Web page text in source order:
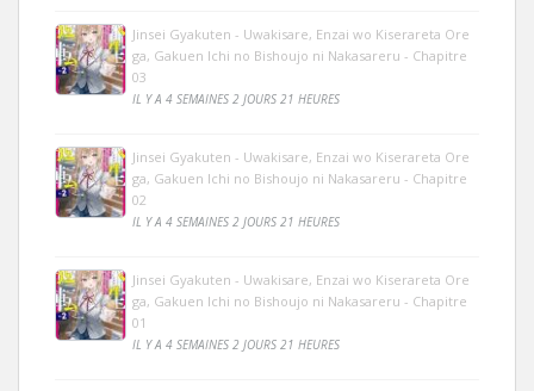
Jinsei Gyakuten - Uwakisare, Enzai wo Kiserareta Ore
ga, Gakuen Ichi no Bishoujo ni Nakasareru - Chapitre
03
IL Y A 4 SEMAINES 2 JOURS 21 HEURES
Jinsei Gyakuten - Uwakisare, Enzai wo Kiserareta Ore
ga, Gakuen Ichi no Bishoujo ni Nakasareru - Chapitre
02
IL Y A 4 SEMAINES 2 JOURS 21 HEURES
Jinsei Gyakuten - Uwakisare, Enzai wo Kiserareta Ore
ga, Gakuen Ichi no Bishoujo ni Nakasareru - Chapitre
01
IL Y A 4 SEMAINES 2 JOURS 21 HEURES